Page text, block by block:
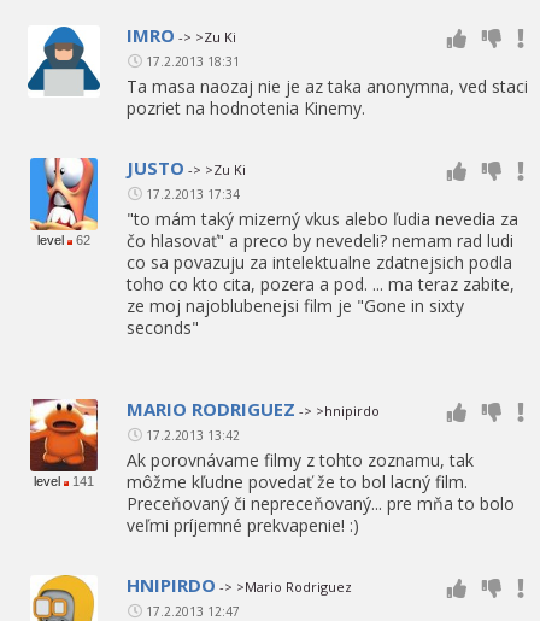
IMRO -> >Zu Ki
17.2.2013 18:31
Ta masa naozaj nie je az taka anonymna, ved staci
pozriet na hodnotenia Kinemy.
level 62
JUSTO -> >Zu Ki
17.2.2013 17:34
"to mám taký mizerný vkus alebo ľudia nevedia za
čo hlasovať" a preco by nevedeli? nemam rad ludi
co sa povazuju za intelektualne zdatnejsich podla
toho co kto cita, pozera a pod. ... ma teraz zabite,
ze moj najoblubenejsi film je "Gone in sixty
seconds"
level 141
MARIO RODRIGUEZ -> >hnipirdo
17.2.2013 13:42
Ak porovnávame filmy z tohto zoznamu, tak
môžme kľudne povedať že to bol lacný film.
Preceňovaný či nepreceňovaný... pre mňa to bolo
veľmi príjemné prekvapenie! :)
HNIPIRDO -> >Mario Rodriguez
17.2.2013 12:47